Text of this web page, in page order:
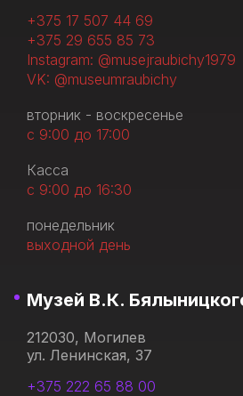
+375 17 507 44 69
+375 29 655 85 73
Instagram: @musejraubichy1979
VK: @museumraubichy
вторник - воскресенье
с 9:00 до 17:00
Касса
с 9:00 до 16:30
понедельник
выходной день
Музей В.К.
212030, Могилев
ул. Ленинская, 37
+375 222 65 88 00